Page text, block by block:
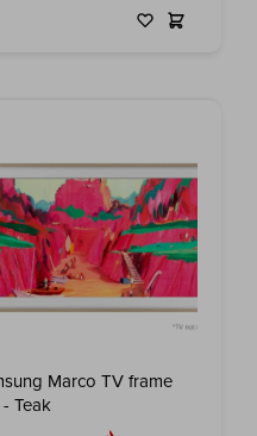
Marco TV frame
Teak